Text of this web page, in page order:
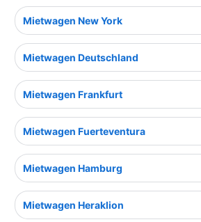
Mietwagen New York
Mietwagen Deutschland
Mietwagen Frankfurt
Mietwagen Fuerteventura
Mietwagen Hamburg
Mietwagen Heraklion